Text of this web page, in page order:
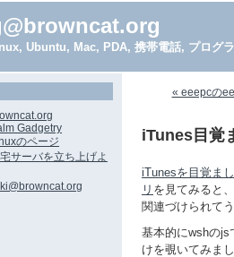
Ubuntu, Mac, PDA, 携帯電話, プログ
« eeepcの
iTunes目覚
iTunesを目覚ま
リ を見てみると
関連づけられて
基本的にwshのjs
けを覗いてみまし
Gadgetry
のページ
サーバを立ち上げよ